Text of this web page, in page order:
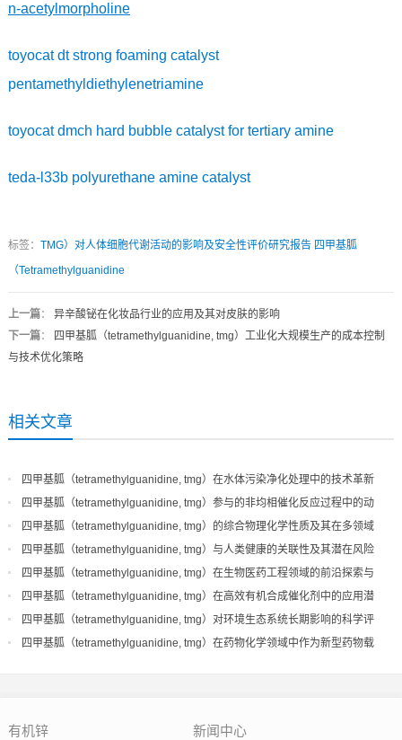
n-acetylmorpholine
toyocat dt strong foaming catalyst
pentamethyldiethylenetriamine
toyocat dmch hard bubble catalyst for tertiary amine
teda-l33b polyurethane amine catalyst
标签： TMG）对人体细胞代谢活动的影响及安全性评价研究报告 四甲基胍
（Tetramethylguanidine
上一篇： 异辛酸铋在化妆品行业的应用及其对皮肤的影响
下一篇：
四甲基胍（tetramethylguanidine, tmg）工业化大规模生产的成本控制
与技术优化策略
相关文章
四甲基胍（tetramethylguanidine, tmg）在水体污染净化处理中的技术革新
与实际应用
四甲基胍（tetramethylguanidine, tmg）参与的非均相催化反应过程中的动
力学行为分析
四甲基胍（tetramethylguanidine, tmg）的综合物理化学性质及其在多领域
应用的广泛前景
四甲基胍（tetramethylguanidine, tmg）与人类健康的关联性及其潜在风险
因素探讨
四甲基胍（tetramethylguanidine, tmg）在生物医药工程领域的前沿探索与
实践案例分享
四甲基胍（tetramethylguanidine, tmg）在高效有机合成催化剂中的应用潜
力及未来发展方向
四甲基胍（tetramethylguanidine, tmg）对环境生态系统长期影响的科学评
估与对策建议
四甲基胍（tetramethylguanidine, tmg）在药物化学领域中作为新型药物载
有机锌 新闻中心